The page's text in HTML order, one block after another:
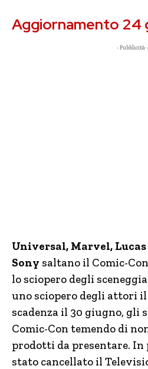
Aggiornamento 24
- Pubblicità -
Universal, Marvel,
Sony saltano il Comic-
lo sciopero degli
uno sciopero degli attori
scadenza il 30 giugno, gli
Comic-Con temendo di
prodotti da presentare. In
stato cancellato il